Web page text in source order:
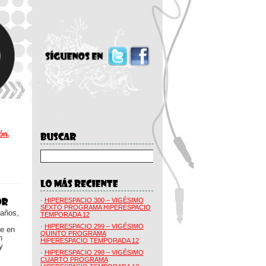
en
· HIPERESPACIO 300 – VIGÉSIMO
SEXTO PROGRAMA HIPERESPACIO
TEMPORADA 12
· HIPERESPACIO 299 – VIGÉSIMO
QUINTO PROGRAMA
HIPERESPACIO TEMPORADA 12
· HIPERESPACIO 298 – VIGÉSIMO
CUARTO PROGRAMA